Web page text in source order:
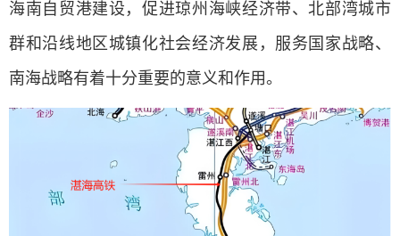
海南自贸港建设，促进琼州海峡经济带、北部湾城市
群和沿线地区城镇化社会经济发展， 服务国家战略、
南海战略有着十分重要的意义和作用。